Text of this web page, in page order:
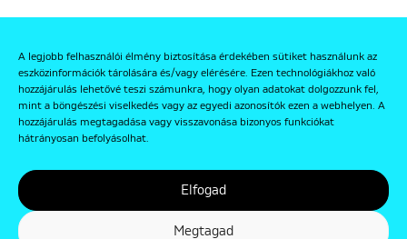
A legjobb felhasználói élmény biztosítása érdekében sütiket használunk az
eszközinformációk tárolására és/vagy elérésére. Ezen technológiákhoz való
hozzájárulás lehetővé teszi számunkra, hogy olyan adatokat dolgozzunk fel,
mint a böngészési viselkedés vagy az egyedi azonosítók ezen a webhelyen. A
hozzájárulás megtagadása vagy visszavonása bizonyos funkciókat
hátrányosan befolyásolhat.
Elfogad
Megtagad